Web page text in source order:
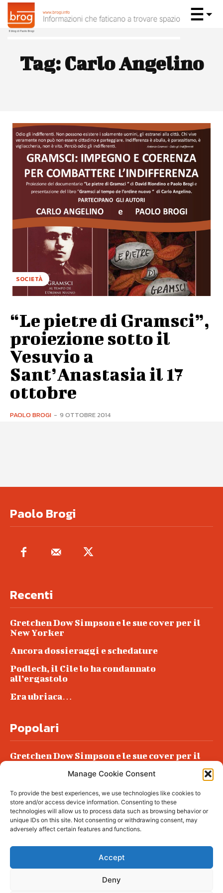
Manage Cookie Consent
To provide the best experiences, we use technologies like cookies to
store and/or access device information. Consenting to these
technologies will allow us to process data such as browsing behavior or
unique IDs on this site. Not consenting or withdrawing consent, may
adversely affect certain features and functions.
Accept
Deny
Tag: Carlo Angelino
SOCIETÀ
“Le pietre di Gramsci”,
proiezione sotto il
Vesuvio a
Sant’Anastasia il 17
ottobre
PAOLO BROGI - 9 OTTOBRE 2014
Paolo Brogi
Recenti
Gretchen Dow Simpson e le sue cover per il
New Yorker
Ancora dossieraggi e schedature
Podlech, il Cile lo ha condannato
all’ergastolo
Era ubriaca…
Popolari
Gretchen Dow Simpson e le sue cover per il
Podlech, il Cile lo ha condannato
all’ergastolo
Era ubriaca…
© tagDiv - All rights reserved. Made with